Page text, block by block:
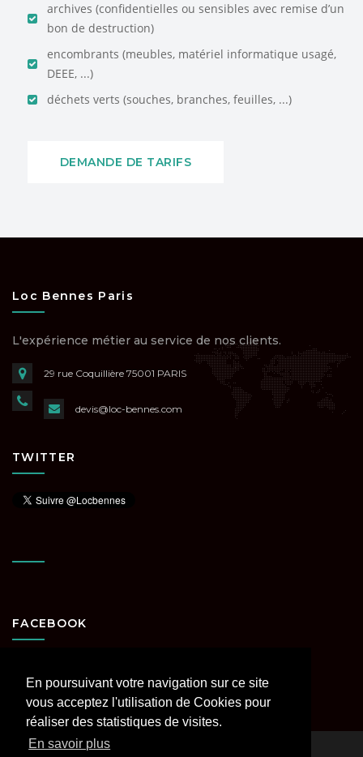
En poursuivant votre navigation sur ce site
vous acceptez l'utilisation de Cookies pour
réaliser des statistiques de visites.
En savoir plus
archives (confidentielles ou sensibles avec remise d’un
bon de destruction)
encombrants (meubles, matériel informatique usagé,
DEEE, ...)
déchets verts (souches, branches, feuilles, ...)
DEMANDE DE TARIFS
Loc Bennes Paris
L'expérience métier au service de nos clients.
29 rue Coquillière 75001 PARIS
devis@loc-bennes.com
TWITTER
FACEBOOK